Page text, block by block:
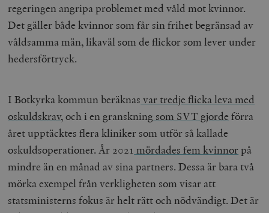
regeringen angripa problemet med våld mot kvinnor.
Det gäller både kvinnor som får sin frihet begränsad av
våldsamma män, likaväl som de flickor som lever under
hedersförtryck.
I Botkyrka kommun beräknas var tredje flicka leva med
oskuldskrav, och i en granskning som SVT gjorde förra
året upptäcktes flera kliniker som utför så kallade
oskuldsoperationer. År 2021 mördades fem kvinnor på
mindre än en månad av sina partners. Dessa är bara två
mörka exempel från verkligheten som visar att
statsministerns fokus är helt rätt och nödvändigt. Det är